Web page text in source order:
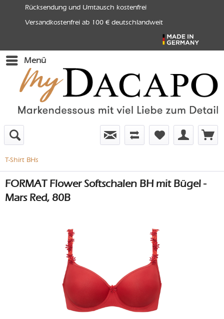
Rücksendung und Umtausch kostenfrei
Versandkostenfrei ab 100 € deutschlandweit
Menü
T-Shirt BHs
FORMAT Flower Softschalen BH mit Bügel -
Mars Red, 80B